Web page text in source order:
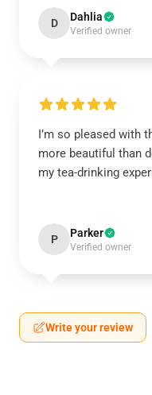
D Dahlia
Verified owner
I’m so pleased with
more beautiful than
my tea-drinking
P Parker
Verified owner
Write your review